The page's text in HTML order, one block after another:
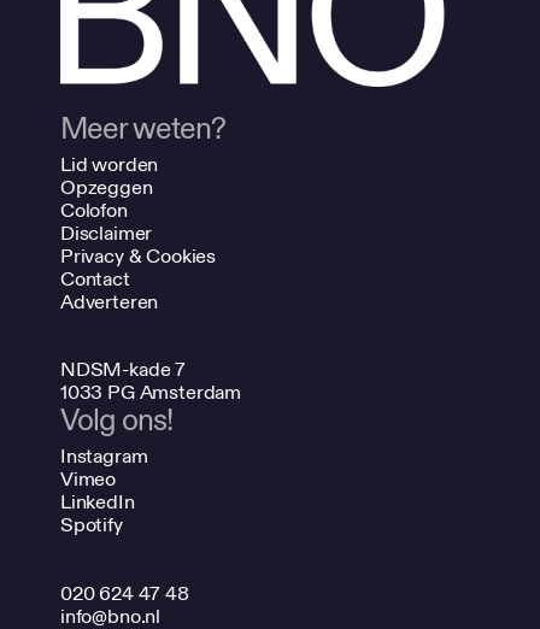
Meer weten?
Lid worden
Opzeggen
Colofon
Disclaimer
Privacy & Cookies
Contact
Adverteren
NDSM-kade 7
1033 PG Amsterdam
Volg ons!
Instagram
Vimeo
LinkedIn
Spotify
020 624 47 48
info@bno.nl